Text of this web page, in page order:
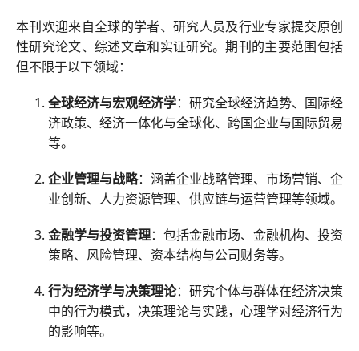
本刊欢迎来自全球的学者、研究人员及行业专家提交原创
性研究论文、综述文章和实证研究。期刊的主要范围包括
但不限于以下领域：
全球经济与宏观经济学：研究全球经济趋势、国际经
济政策、经济一体化与全球化、跨国企业与国际贸易
等。
企业管理与战略：涵盖企业战略管理、市场营销、企
业创新、人力资源管理、供应链与运营管理等领域。
金融学与投资管理：包括金融市场、金融机构、投资
策略、风险管理、资本结构与公司财务等。
行为经济学与决策理论：研究个体与群体在经济决策
中的行为模式，决策理论与实践，心理学对经济行为
的影响等。